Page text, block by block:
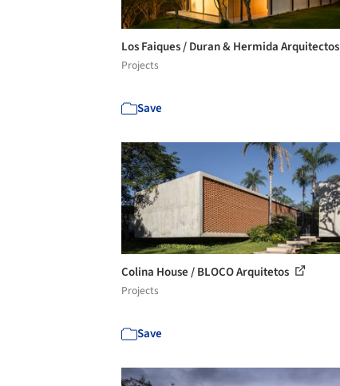
Los Faiques / Duran & Hermida Arquitectos
Projects
Save
Colina House / BLOCO Arquitetos
Projects
Save